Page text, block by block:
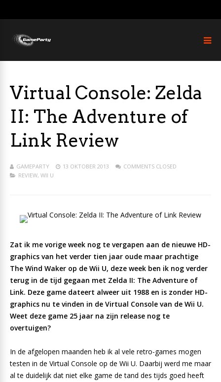
Virtual Console: Zelda
II: The Adventure of
Link Review
GAMEPARTY 13 OKTOBER 2013
COMMENTS CLOSED
REVIEW, WII U
Zat ik me vorige week nog te vergapen aan de nieuwe HD-
graphics van het verder tien jaar oude maar prachtige
The Wind Waker op de Wii U, deze week ben ik nog verder
terug in de tijd gegaan met Zelda II: The Adventure of
Link. Deze game dateert alweer uit 1988 en is zonder HD-
graphics nu te vinden in de Virtual Console van de Wii U.
Weet deze game 25 jaar na zijn release nog te
overtuigen?
In de afgelopen maanden heb ik al vele retro-games mogen
testen in de Virtual Console op de Wii U. Daarbij werd me maar
al te duidelijk dat niet elke game de tand des tijds goed heeft